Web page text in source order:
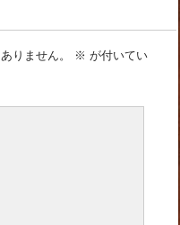
りません。 ※ が付いてい